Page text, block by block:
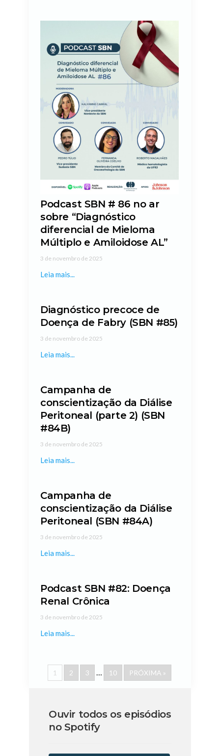
Podcast SBN # 86 no ar
sobre “Diagnóstico
diferencial de Mieloma
Múltiplo e Amiloidose AL”
3 de novembro de 2025
Leia mais...
Diagnóstico precoce de
Doença de Fabry (SBN #85)
3 de novembro de 2025
Leia mais...
Campanha de
conscientização da Diálise
Peritoneal (parte 2) (SBN
#84B)
3 de novembro de 2025
Leia mais...
Campanha de
conscientização da Diálise
Peritoneal (SBN #84A)
3 de novembro de 2025
Leia mais...
Podcast SBN #82: Doença
Renal Crônica
3 de novembro de 2025
Leia mais...
1 2 3 … 10 PRÓXIMA »
Ouvir todos os episódios
no Spotify